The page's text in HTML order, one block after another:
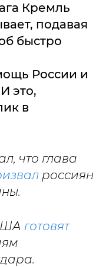
Кремль
подавая
быстро
России и
это,
в
что глава
россиян
готовят